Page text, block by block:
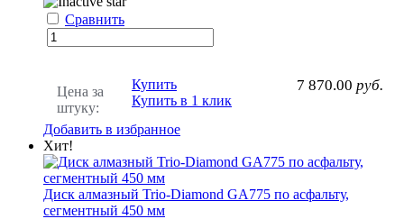
Сравнить
Цена за
штуку:
7 870.00 руб.
Купить
Купить в 1 клик
Добавить в избранное
Хит!
Диск алмазный Trio-Diamond GA775 по асфальту,
сегментный 450 мм